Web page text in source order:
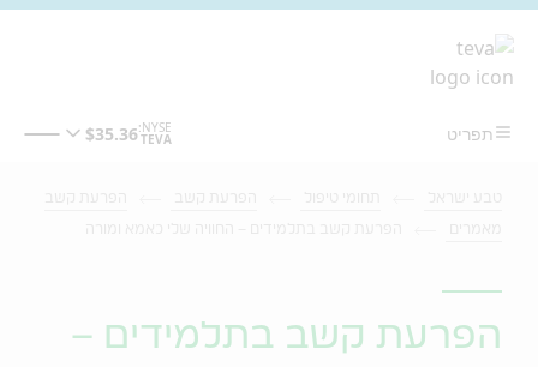
הפרעת קשב בתלמידים –